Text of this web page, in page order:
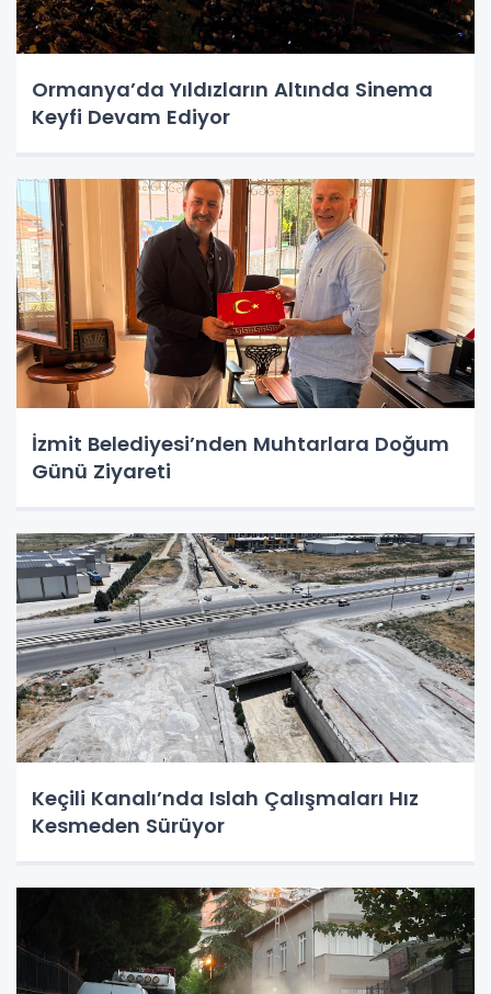
Ormanya’da Yıldızların Altında Sinema
Keyfi Devam Ediyor
İzmit Belediyesi’nden Muhtarlara Doğum
Günü Ziyareti
Keçili Kanalı’nda Islah Çalışmaları Hız
Kesmeden Sürüyor